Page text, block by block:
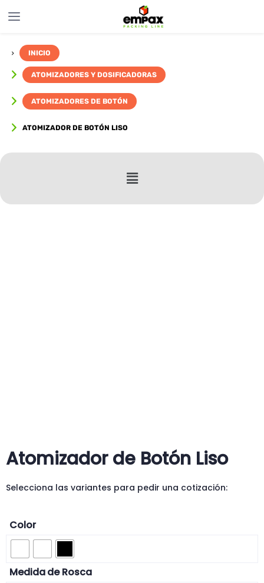
INICIO
ATOMIZADORES Y DOSIFICADORAS
ATOMIZADORES DE BOTÓN
ATOMIZADOR DE BOTÓN LISO
Atomizador de Botón Liso
Selecciona las variantes para pedir una cotización:
Color
Medida de Rosca